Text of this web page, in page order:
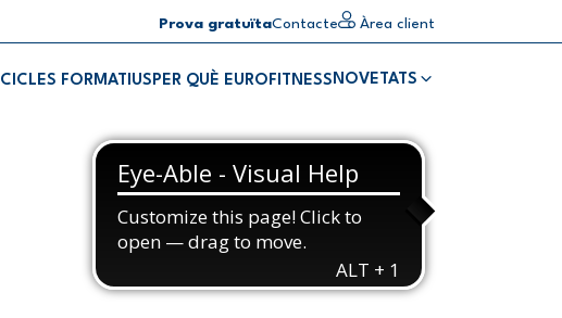
Prova gratuïtaContacte Àrea client
CICLES FORMATIUS PER QUÈ EUROFITNESS NOVETATS